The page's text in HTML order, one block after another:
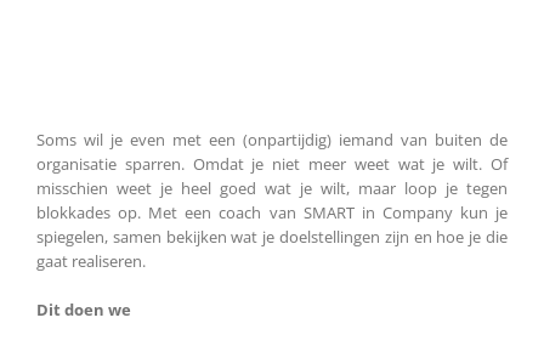
Soms wil je even met een (onpartijdig) iemand van buiten de
organisatie sparren. Omdat je niet meer weet wat je wilt. Of
misschien weet je heel goed wat je wilt, maar loop je tegen
blokkades op. Met een coach van SMART in Company kun je
spiegelen, samen bekijken wat je doelstellingen zijn en hoe je die
gaat realiseren.
Dit doen we